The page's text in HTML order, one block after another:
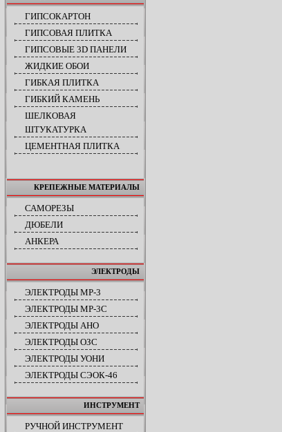
ГИПСОКАРТОН
ГИПСОВАЯ ПЛИТКА
ГИПСОВЫЕ 3D ПАНЕЛИ
ЖИДКИЕ ОБОИ
ГИБКАЯ ПЛИТКА
ГИБКИЙ КАМЕНЬ
ШЕЛКОВАЯ
ШТУКАТУРКА
ЦЕМЕНТНАЯ ПЛИТКА
КРЕПЕЖНЫЕ МАТЕРИАЛЫ
САМОРЕЗЫ
ДЮБЕЛИ
АНКЕРА
ЭЛЕКТРОДЫ
ЭЛЕКТРОДЫ МР-3
ЭЛЕКТРОДЫ МР-3С
ЭЛЕКТРОДЫ АНО
ЭЛЕКТРОДЫ ОЗС
ЭЛЕКТРОДЫ УОНИ
ЭЛЕКТРОДЫ СЭОК-46
ИНСТРУМЕНТ
РУЧНОЙ ИНСТРУМЕНТ